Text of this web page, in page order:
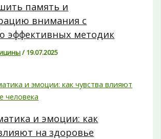
память и
внимания с
эффективных методик
/ 19.07.2025
и эмоции: как
на здоровье